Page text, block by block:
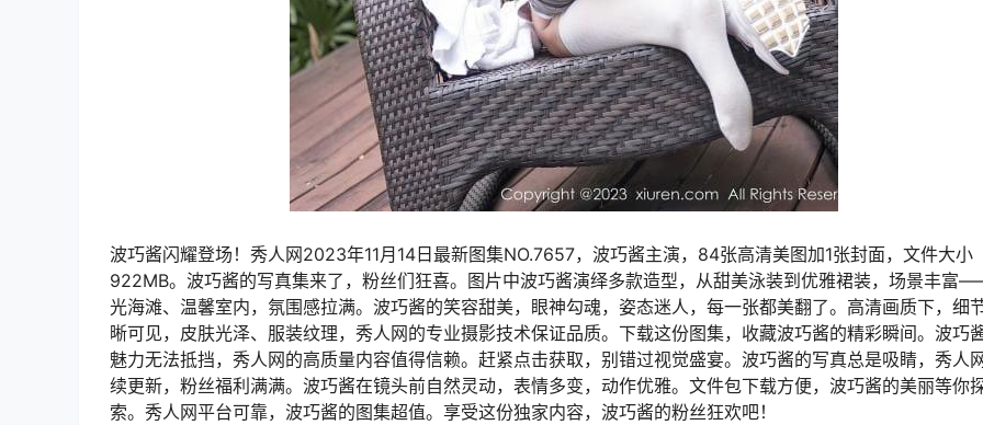
波巧酱闪耀登场！秀人网2023年11月14日最新图集NO.7657，波巧酱主演，84张高清美图加1张封面，文件大小
922MB。波巧酱的写真集来了，粉丝们狂喜。图片中波巧酱演绎多款造型，从甜美泳装到优雅裙装，场景丰富
光海滩、温馨室内，氛围感拉满。波巧酱的笑容甜美，眼神勾魂，姿态迷人，每一张都美翻了。高清画质下，细
晰可见，皮肤光泽、服装纹理，秀人网的专业摄影技术保证品质。下载这份图集，收藏波巧酱的精彩瞬间。波巧
魅力无法抵挡，秀人网的高质量内容值得信赖。赶紧点击获取，别错过视觉盛宴。波巧酱的写真总是吸睛，秀人
续更新，粉丝福利满满。波巧酱在镜头前自然灵动，表情多变，动作优雅。文件包下载方便，波巧酱的美丽等你
索。秀人网平台可靠，波巧酱的图集超值。享受这份独家内容，波巧酱的粉丝狂欢吧！